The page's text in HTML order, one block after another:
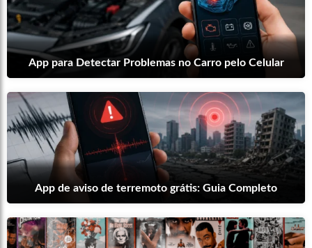
App para Detectar Problemas no Carro pelo Celular
App de aviso de terremoto grátis: Guia Completo